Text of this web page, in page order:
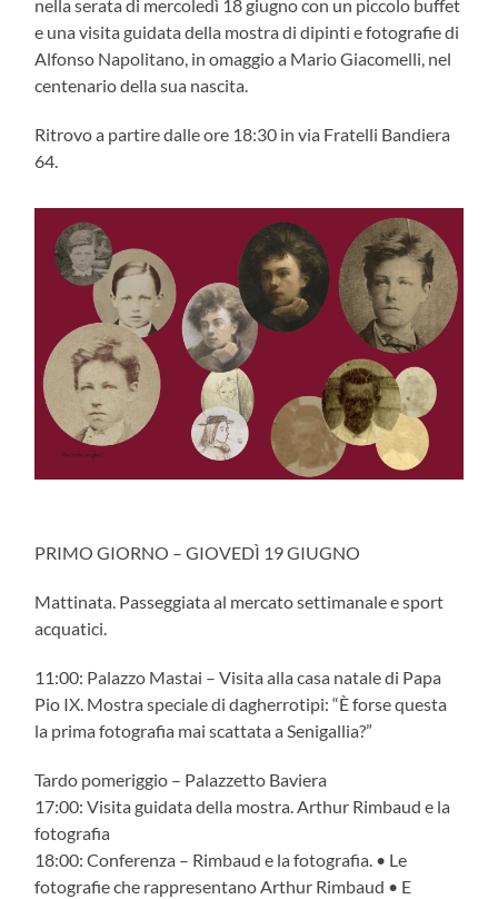
nella serata di mercoledì 18 giugno con un piccolo buffet
e una visita guidata della mostra di dipinti e fotografie di
Alfonso Napolitano, in omaggio a Mario Giacomelli, nel
centenario della sua nascita.
Ritrovo a partire dalle ore 18:30 in via Fratelli Bandiera
64.
PRIMO GIORNO – GIOVEDÌ 19 GIUGNO
Mattinata. Passeggiata al mercato settimanale e sport
acquatici.
11:00: Palazzo Mastai – Visita alla casa natale di Papa
Pio IX. Mostra speciale di dagherrotipi: “È forse questa
la prima fotografia mai scattata a Senigallia?”
Tardo pomeriggio – Palazzetto Baviera
17:00: Visita guidata della mostra. Arthur Rimbaud e la
fotografia
18:00: Conferenza – Rimbaud e la fotografia. • Le
fotografie che rappresentano Arthur Rimbaud • E